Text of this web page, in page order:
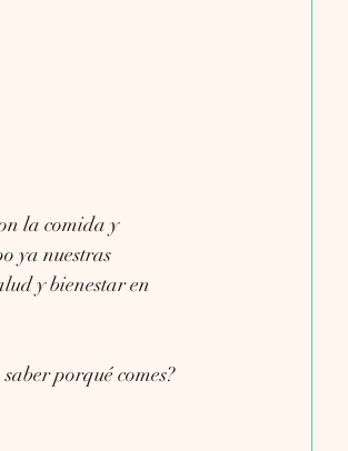
la comida y
ya nuestras
y bienestar en
porqué comes?